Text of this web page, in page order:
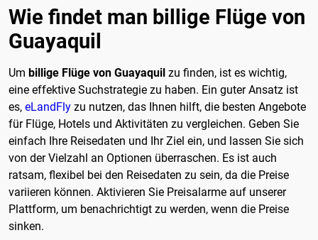
Wie findet man billige Flüge von
Guayaquil
Um billige Flüge von Guayaquil zu finden, ist es wichtig,
eine effektive Suchstrategie zu haben. Ein guter Ansatz ist
es, eLandFly zu nutzen, das Ihnen hilft, die besten Angebote
für Flüge, Hotels und Aktivitäten zu vergleichen. Geben Sie
einfach Ihre Reisedaten und Ihr Ziel ein, und lassen Sie sich
von der Vielzahl an Optionen überraschen. Es ist auch
ratsam, flexibel bei den Reisedaten zu sein, da die Preise
variieren können. Aktivieren Sie Preisalarme auf unserer
Plattform, um benachrichtigt zu werden, wenn die Preise
sinken.